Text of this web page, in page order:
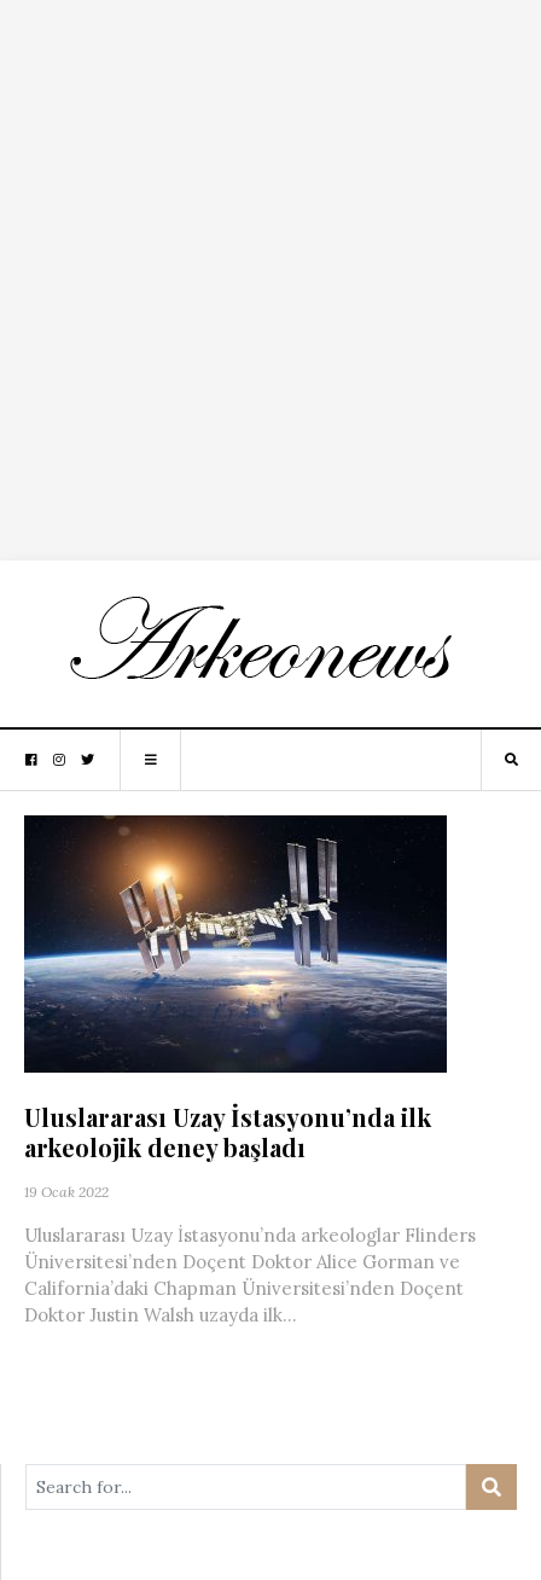
Uluslararası Uzay İstasyonu’nda ilk
arkeolojik deney başladı
19 Ocak 2022
Uluslararası Uzay İstasyonu’nda arkeologlar Flinders
Üniversitesi’nden Doçent Doktor Alice Gorman ve
California’daki Chapman Üniversitesi’nden Doçent
Doktor Justin Walsh uzayda ilk...